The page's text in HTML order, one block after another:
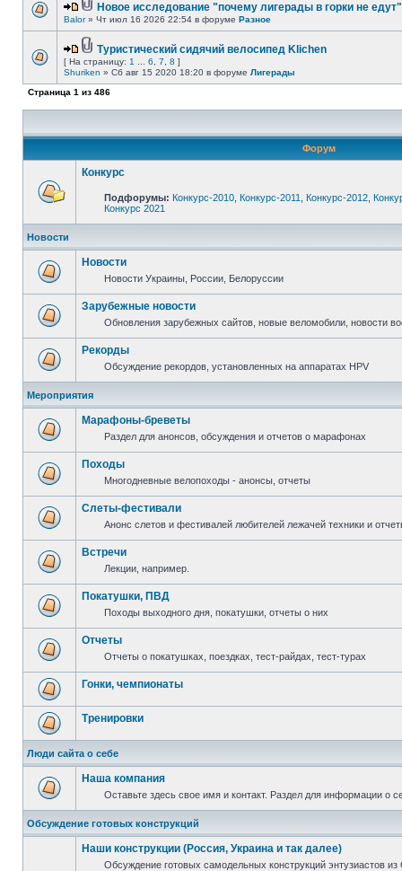
Новое исследование "почему лигерады в горки не
Balor» Чт июл 16 2026 22:54 в форуме Разное
Туристический сидячий велосипед Klichen
[ На страницу: 1 6 7 8 ]
Shuriken » Сб авг 15 2020 18:20 в форуме Лигерады
Страница 1 из 486
Форум
Конкурс
Подфорумы: Конкурс-2010 Конкурс-2011 Конкурс-2012
Конкурс 2021
Новости
Новости
Новости Украины, России, Белоруссии
Зарубежные новости
Обновления зарубежных сайтов, новые веломобили, новости
Рекорды
Обсуждение рекордов, установленных на аппаратах HPV
Мероприятия
Марафоны-бреветы
Раздел для анонсов, обсуждения и отчетов о марафонах
Походы
Многодневные велопоходы - анонсы, отчеты
Слеты-фестивали
Анонс слетов и фестивалей любителей лежачей техники и
Встречи
Лекции, например.
Покатушки, ПВД
Походы выходного дня, покатушки, отчеты о них
Отчеты
Отчеты о покатушках, поездках, тест-райдах, тест-турах
Гонки, чемпионаты
Тренировки
Люди сайта о себе
Наша компания
Оставьте здесь свое имя и контакт. Раздел для информации о
Обсуждение готовых конструкций
Наши конструкции (Россия, Украина и так далее)
Обсуждение готовых самодельных конструкций энтузиастов